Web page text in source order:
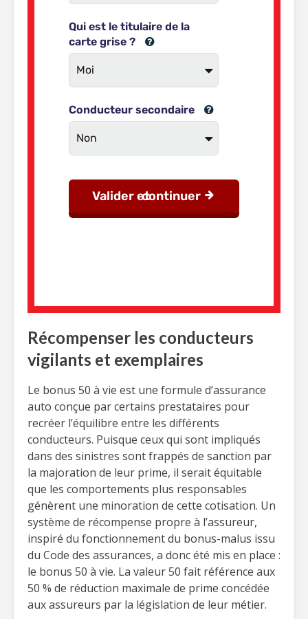
Récompenser les conducteurs
vigilants et exemplaires
Le bonus 50 à vie est une formule d’assurance
auto conçue par certains prestataires pour
recréer l’équilibre entre les différents
conducteurs. Puisque ceux qui sont impliqués
dans des sinistres sont frappés de sanction par
la majoration de leur prime, il serait équitable
que les comportements plus responsables
génèrent une minoration de cette cotisation. Un
système de récompense propre à l’assureur,
inspiré du fonctionnement du bonus-malus issu
du Code des assurances, a donc été mis en place :
le bonus 50 à vie. La valeur 50 fait référence aux
50 % de réduction maximale de prime concédée
aux assureurs par la législation de leur métier.